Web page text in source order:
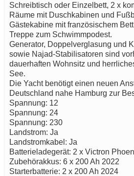
Schreibtisch oder Einzelbett, 2 x
Räume mit Duschkabinen und
Gästekabine mit französischem
Treppe zum Schwimmpodest.
Generator, Doppelverglasung und
sowie Najad-Stabilisatoren sind
dauerhaften Wohnsitz und
See.
Die Yacht benötigt einen neuen
Deutschland nahe Hamburg zur
Spannung: 12
Spannung: 24
Spannung: 230
Landstrom: Ja
Landstromkabel: Ja
Batterieladegerät: 2 x Victron
Zubehörakkus: 6 x 200 Ah 2022
Starterbatterie: 2 x 200 Ah 2024